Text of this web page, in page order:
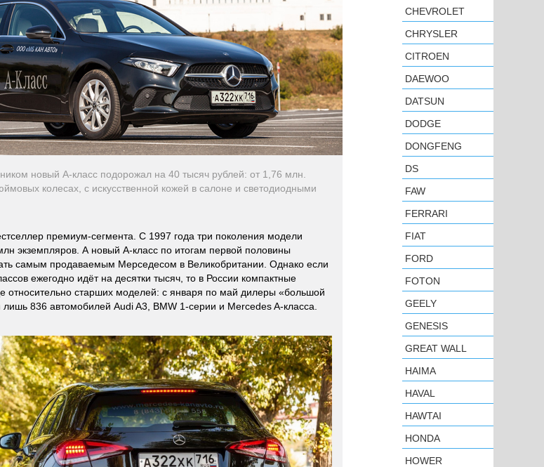
новый A-класс подорожал на 40 тысяч рублей: от 1,76 млн.
колесах, с искусственной кожей в салоне и светодиодными
премиум-сегмента. С 1997 года три поколения модели
экземпляров. А новый А-класс по итогам первой половины
самым продаваемым Мерседесом в Великобритании. Однако если
ежегодно идёт на десятки тысяч, то в России компактные
относительно старших моделей: с января по май дилеры «большой
836 автомобилей Audi A3, BMW 1-серии и Mercedes A-класса.
CHEVROLET
CHRYSLER
CITROEN
DAEWOO
DATSUN
DODGE
DONGFENG
DS
FAW
FERRARI
FIAT
FORD
FOTON
GEELY
GENESIS
GREAT WALL
HAIMA
HAVAL
HAWTAI
HONDA
HOWER